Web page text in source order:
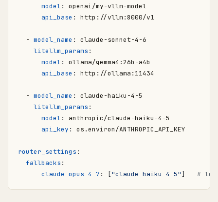
model:
openai/my-vllm-model
api_base : http://vllm:8000/v1
- model_name :
claude-sonnet-4-6
litellm_params :
model:
ollama/gemma4:26b-a4b
api_base : http://ollama:11434
- model_name :
claude-haiku-4-5
litellm_params :
model:
anthropic/claude-haiku-4-5
api_key : os.environ/ANTHROPIC_API_KEY
router_settings :
fallbacks :
- claude-opus-4-7 : ["claude-haiku-4-5"] #